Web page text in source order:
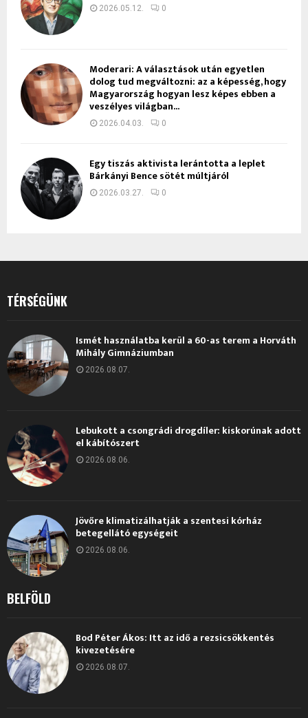
2026.05.12. 0
Moderari: A választások után egyetlen
dolog tud megváltozni: az a képesség, hogy
Magyarország hogyan lesz képes ebben a
veszélyes világban...
2026.04.03. 0
Egy tiszás aktivista lerántotta a leplet
Bárkányi Bence sötét múltjáról
2026.03.27. 0
TÉRSÉGÜNK
Ismét használatba kerül a 60-as terem a Horváth
Mihály Gimnáziumban
2026.08.07.
Lebukott a csongrádi drogdíler: kiskorúnak adott
el kábítószert
2026.08.06.
Jövőre klimatizálhatják a szentesi kórház
betegellátó egységeit
2026.08.06.
BELFÖLD
Bod Péter Ákos: Itt az idő a rezsicsökkentés
kivezetésére
2026.08.07.